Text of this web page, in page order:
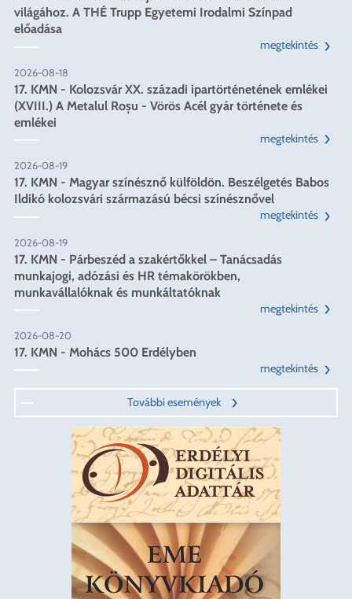
világához. A THÉ Trupp Egyetemi Irodalmi Színpad
előadása
megtekintés
2026-08-18
17. KMN - Kolozsvár XX. századi ipartörténetének emlékei
(XVIII.) A Metalul Roșu - Vörös Acél gyár története és
emlékei
megtekintés
2026-08-19
17. KMN - Magyar színésznő külföldön. Beszélgetés Babos
Ildikó kolozsvári származású bécsi színésznővel
megtekintés
2026-08-19
17. KMN - Párbeszéd a szakértőkkel – Tanácsadás
munkajogi, adózási és HR témakörökben,
munkavállalóknak és munkáltatóknak
megtekintés
2026-08-20
17. KMN - Mohács 500 Erdélyben
megtekintés
További események